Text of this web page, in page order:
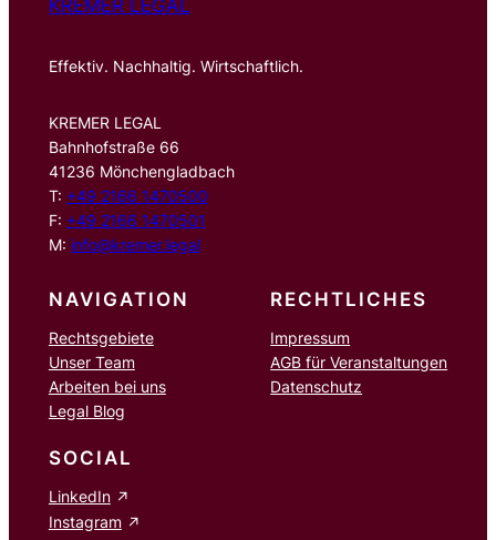
KREMER LEGAL
Effektiv. Nachhaltig. Wirtschaftlich.
KREMER LEGAL
Bahnhofstraße 66
41236 Mönchengladbach
T: +49 2166 1470500
F: +49 2166 1470501
M: info@kremer.legal
NAVIGATION
Rechtsgebiete
Unser Team
Arbeiten bei uns
Legal Blog
RECHTLICHES
Impressum
AGB für Veranstaltungen
Datenschutz
SOCIAL
LinkedIn
Instagram